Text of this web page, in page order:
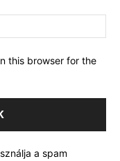
this browser for the
a spam